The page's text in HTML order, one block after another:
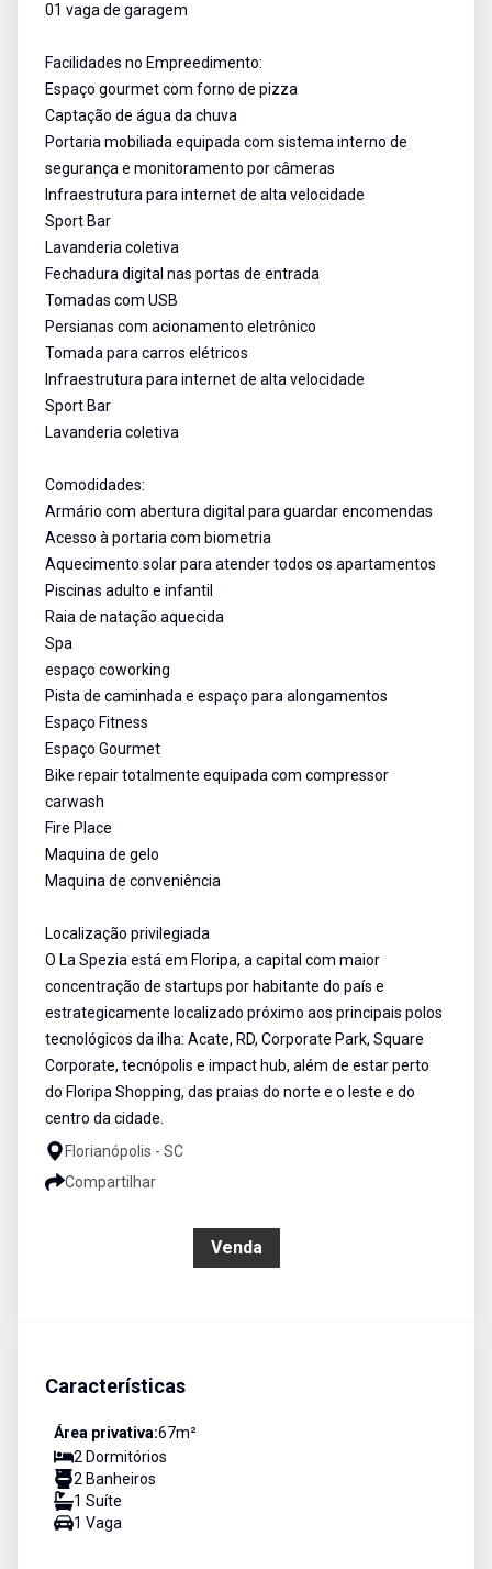
01 vaga de garagem
Facilidades no Empreedimento:
Espaço gourmet com forno de pizza
Captação de água da chuva
Portaria mobiliada equipada com sistema interno de
segurança e monitoramento por câmeras
Infraestrutura para internet de alta velocidade
Sport Bar
Lavanderia coletiva
Fechadura digital nas portas de entrada
Tomadas com USB
Persianas com acionamento eletrônico
Tomada para carros elétricos
Infraestrutura para internet de alta velocidade
Sport Bar
Lavanderia coletiva
Comodidades:
Armário com abertura digital para guardar encomendas
Acesso à portaria com biometria
Aquecimento solar para atender todos os apartamentos
Piscinas adulto e infantil
Raia de natação aquecida
Spa
espaço coworking
Pista de caminhada e espaço para alongamentos
Espaço Fitness
Espaço Gourmet
Bike repair totalmente equipada com compressor
carwash
Fire Place
Maquina de gelo
Maquina de conveniência
Localização privilegiada
O La Spezia está em Floripa, a capital com maior
concentração de startups por habitante do país e
estrategicamente localizado próximo aos principais polos
tecnológicos da ilha: Acate, RD, Corporate Park, Square
Corporate, tecnópolis e impact hub, além de estar perto
do Floripa Shopping, das praias do norte e o leste e do
centro da cidade.
Florianópolis - SC
Compartilhar
Venda
Características
Área privativa:67m²
2 Dormitórios
2 Banheiros
1 Suíte
1 Vaga